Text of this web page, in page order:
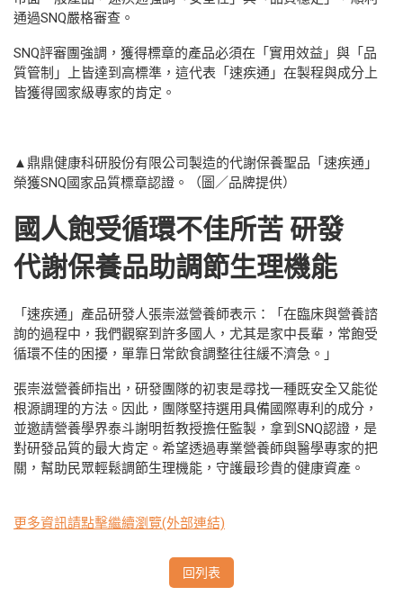
通過SNQ嚴格審查。
SNQ評審團強調，獲得標章的產品必須在「實用效益」與「品
質管制」上皆達到高標準，這代表「速疾通」在製程與成分上
皆獲得國家級專家的肯定。
▲鼎鼎健康科研股份有限公司製造的代謝保養聖品「速疾通」
榮獲SNQ國家品質標章認證。（圖／品牌提供）
國人飽受循環不佳所苦 研發
代謝保養品助調節生理機能
「速疾通」產品研發人張崇滋營養師表示：「在臨床與營養諮
詢的過程中，我們觀察到許多國人，尤其是家中長輩，常飽受
循環不佳的困擾，單靠日常飲食調整往往緩不濟急。」
張崇滋營養師指出，研發團隊的初衷是尋找一種既安全又能從
根源調理的方法。因此，團隊堅持選用具備國際專利的成分，
並邀請營養學界泰斗謝明哲教授擔任監製，拿到SNQ認證，是
對研發品質的最大肯定。希望透過專業營養師與醫學專家的把
關，幫助民眾輕鬆調節生理機能，守護最珍貴的健康資產。
更多資訊請點擊繼續瀏覽(外部連結)
回列表